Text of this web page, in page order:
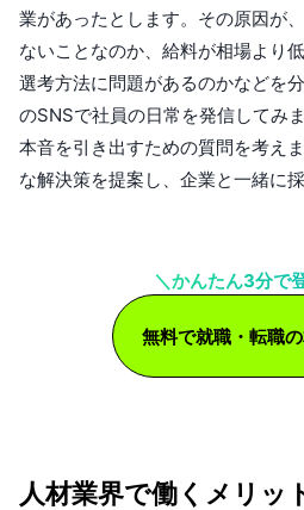
業があったとします。その原因が
ないことなのか、給料が相場より
選考方法に問題があるのかなどを
のSNSで社員の日常を発信してみ
本音を引き出すための質問を考え
な解決策を提案し、企業と一緒に
＼かんたん3分で
無料で就職・転職
人材業界で働くメリッ